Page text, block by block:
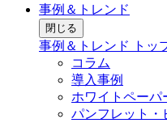
事例＆トレンド
閉じる
事例＆トレンド トッ
コラム
導入事例
ホワイトペーパ
パンフレット・